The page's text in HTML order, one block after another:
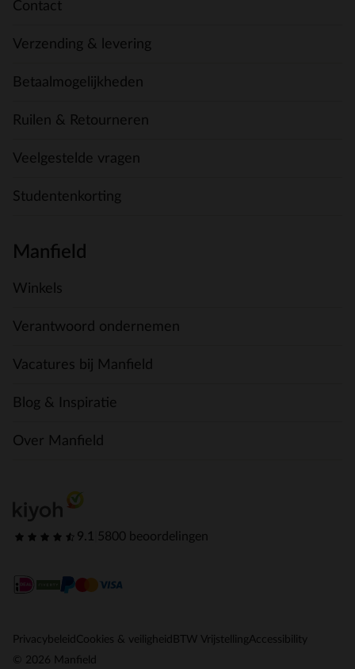
Contact
Verzending & levering
Betaalmogelijkheden
Ruilen & Retourneren
Veelgestelde vragen
Studentenkorting
Manfield
Winkels
Verantwoord ondernemen
Vacatures bij Manfield
Blog & Inspiratie
Over Manfield
9.1 5800 beoordelingen
Privacybeleid Cookies & veiligheid BTW VrijstellingAccessibility
© 2026 Manfield